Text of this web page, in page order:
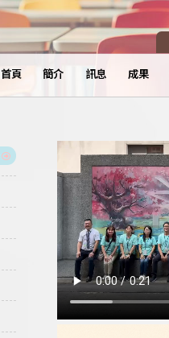
首頁 簡介 訊息 成果